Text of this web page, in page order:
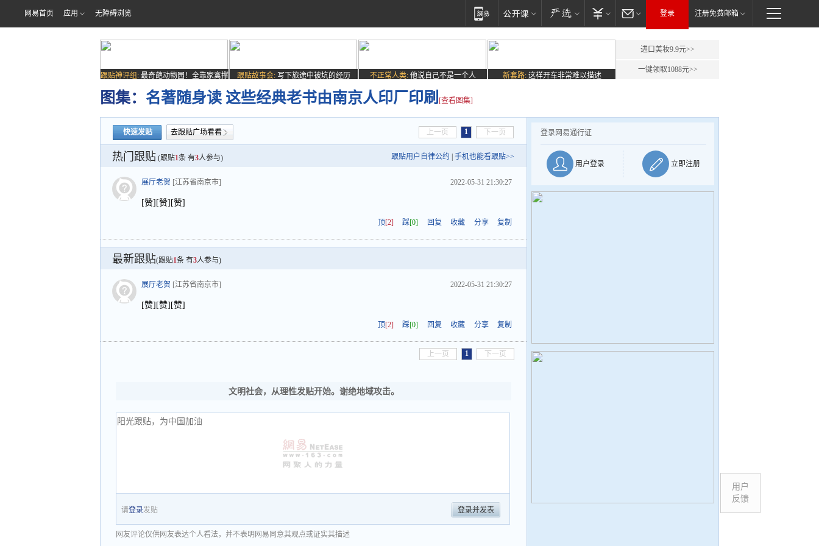
网易首页 应用 无障碍浏览 登录 注册免费邮箱
跟贴神评组: 最奇葩动物园！全靠家禽撑
场子
跟贴故事会: 写下旅途中被坑的经历 不正常人类: 他说自己不是一个人 新套路: 这样开车非常难以描述
进口美妆9.9元>>
一键领取1088元>>
图集： 名著随身读 这些经典老书由南京人印厂印刷 [查看图集]
快速发贴 去跟贴广场看看 上一页 1 下一页
热门跟贴 (跟贴1条 有3人参与) 跟贴用户自律公约 手机也能看跟贴>>
展厅老贺 [江苏省南京市] 2022-05-31 21:30:27
[赞][赞][赞]
顶[2] 踩[0] 回复 收藏 分享 复制
最新跟贴(跟贴1条 有3人参与)
展厅老贺 [江苏省南京市] 2022-05-31 21:30:27
[赞][赞][赞]
顶[2] 踩[0] 回复 收藏 分享 复制
上一页 1 下一页
文明社会，从理性发贴开始。谢绝地域攻击。
请登录发贴 登录并发表
网友评论仅供网友表达个人看法，并不表明网易同意其观点或证实其描述
登录网易通行证
用户登录 立即注册
用户
反馈